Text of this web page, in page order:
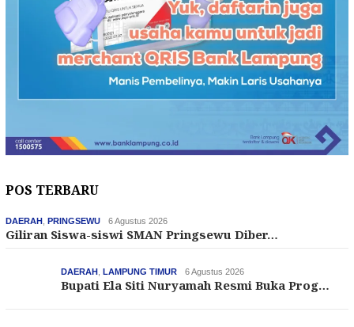
POS TERBARU
DAERAH PRINGSEWU 6 Agustus 2026
Giliran Siswa-siswi SMAN Pringsewu Diber…
DAERAH LAMPUNG TIMUR 6 Agustus 2026
Bupati Ela Siti Nuryamah Resmi Buka Prog…